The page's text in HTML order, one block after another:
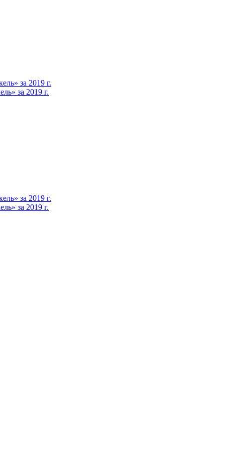
за 2019 г.
за 2019 г.
за 2019 г.
за 2019 г.